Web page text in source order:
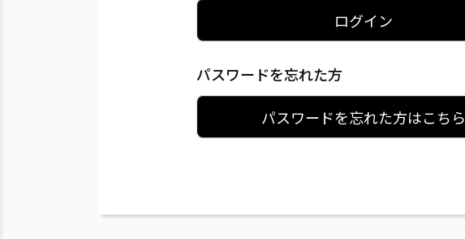
ログイン
パスワードを忘れた方
パスワードを忘れた方はこちら